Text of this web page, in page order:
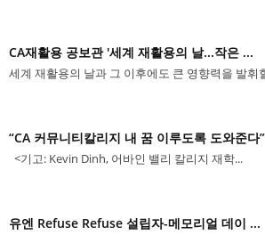
CA재활용 공보관 '세계 재활용의 날...작은 ...
세계 재활용의 날과 그 이후에도 큰 영향력을 발휘
“CA 커뮤니티칼리지 내 꿈 이루도록 도와준다”
<기고: Kevin Dinh, 어바인 밸리 칼리지 재학...
유엔 Refuse Refuse 설립자-메모리얼 데이 ...